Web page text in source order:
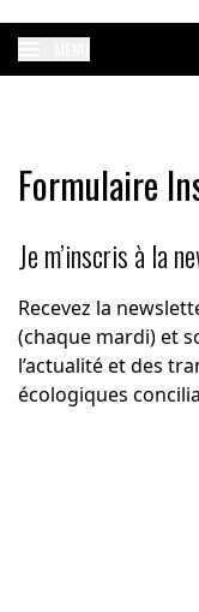
Formulaire
Je m’inscris à la
Recevez la
(chaque mardi) et
l’actualité et des
écologiques